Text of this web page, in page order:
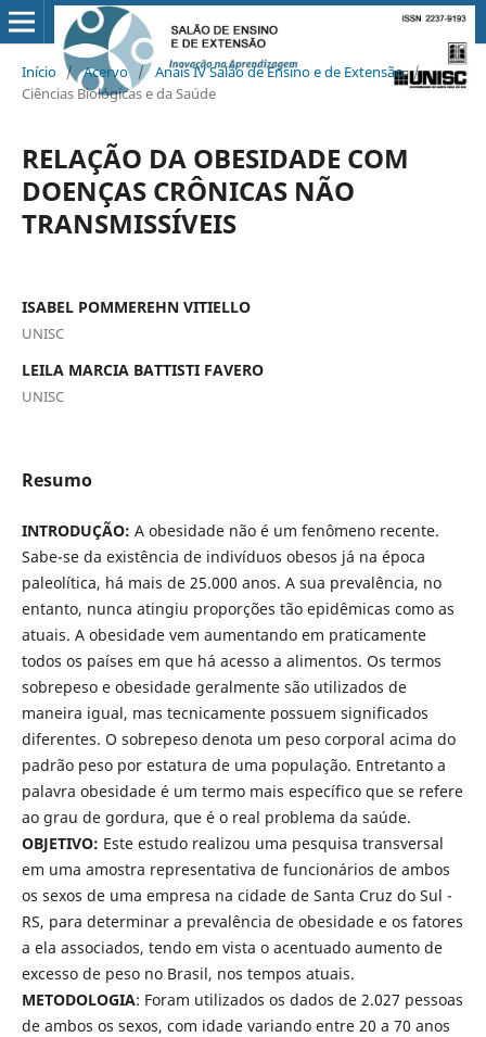
Início / Acervo / Anais IV Salão de Ensino e de Extensão /
Ciências Biológicas e da Saúde
RELAÇÃO DA OBESIDADE COM
DOENÇAS CRÔNICAS NÃO
TRANSMISSÍVEIS
ISABEL POMMEREHN VITIELLO
UNISC
LEILA MARCIA BATTISTI FAVERO
UNISC
Resumo
INTRODUÇÃO: A obesidade não é um fenômeno recente.
Sabe-se da existência de indivíduos obesos já na época
paleolítica, há mais de 25.000 anos. A sua prevalência, no
entanto, nunca atingiu proporções tão epidêmicas como as
atuais. A obesidade vem aumentando em praticamente
todos os países em que há acesso a alimentos. Os termos
sobrepeso e obesidade geralmente são utilizados de
maneira igual, mas tecnicamente possuem significados
diferentes. O sobrepeso denota um peso corporal acima do
padrão peso por estatura de uma população. Entretanto a
palavra obesidade é um termo mais específico que se refere
ao grau de gordura, que é o real problema da saúde.
OBJETIVO: Este estudo realizou uma pesquisa transversal
em uma amostra representativa de funcionários de ambos
os sexos de uma empresa na cidade de Santa Cruz do Sul -
RS, para determinar a prevalência de obesidade e os fatores
a ela associados, tendo em vista o acentuado aumento de
excesso de peso no Brasil, nos tempos atuais.
METODOLOGIA: Foram utilizados os dados de 2.027 pessoas
de ambos os sexos, com idade variando entre 20 a 70 anos